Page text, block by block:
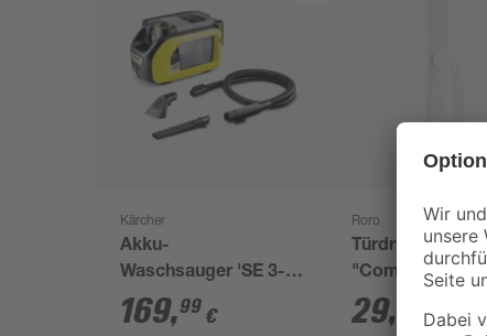
Kärcher
Akku-
Waschsauger 'SE 3-
18 Compact' ohne
Akku und Ladegerät
169,99 €
Roro
Türdrücker weiß
"Compact"
29, €